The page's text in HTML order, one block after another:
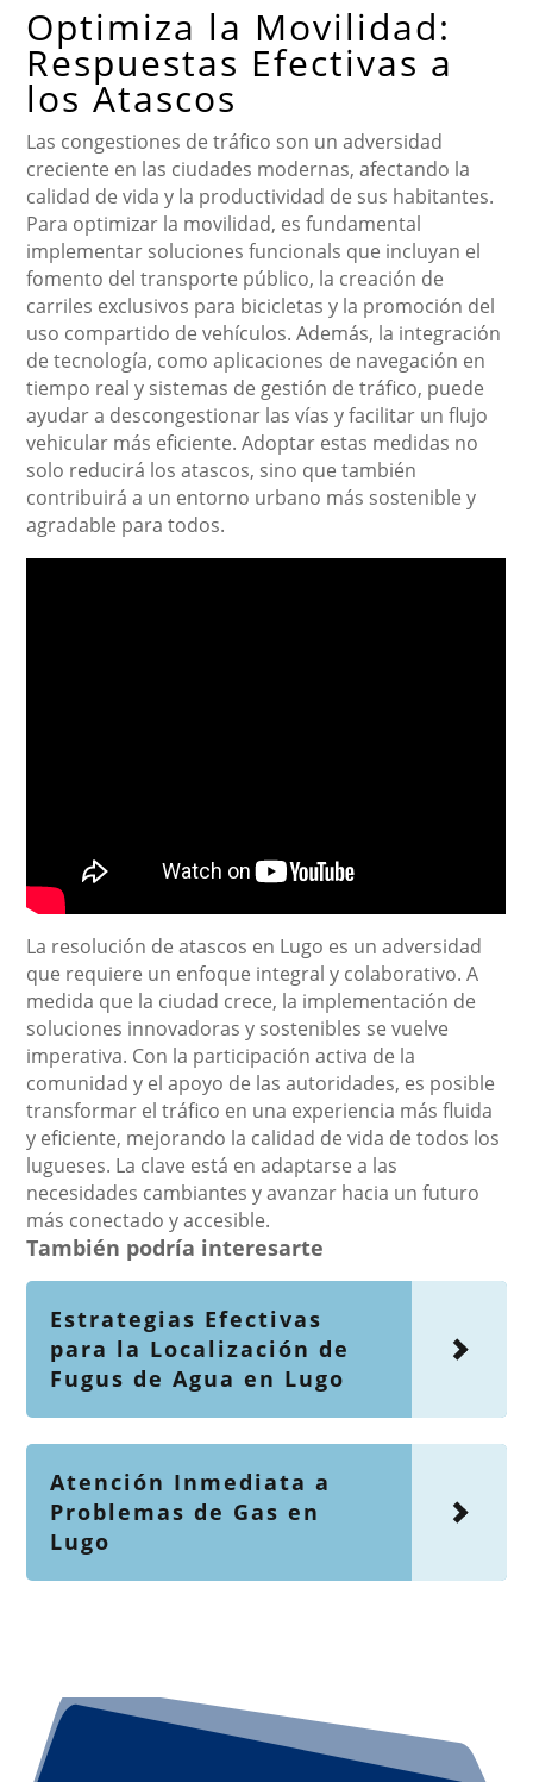
Optimiza la Movilidad:
Respuestas Efectivas a
los Atascos
Las congestiones de tráfico son un adversidad
creciente en las ciudades modernas, afectando la
calidad de vida y la productividad de sus habitantes.
Para optimizar la movilidad, es fundamental
implementar soluciones funcionals que incluyan el
fomento del transporte público, la creación de
carriles exclusivos para bicicletas y la promoción del
uso compartido de vehículos. Además, la integración
de tecnología, como aplicaciones de navegación en
tiempo real y sistemas de gestión de tráfico, puede
ayudar a descongestionar las vías y facilitar un flujo
vehicular más eficiente. Adoptar estas medidas no
solo reducirá los atascos, sino que también
contribuirá a un entorno urbano más sostenible y
agradable para todos.
La resolución de atascos en Lugo es un adversidad
que requiere un enfoque integral y colaborativo. A
medida que la ciudad crece, la implementación de
soluciones innovadoras y sostenibles se vuelve
imperativa. Con la participación activa de la
comunidad y el apoyo de las autoridades, es posible
transformar el tráfico en una experiencia más fluida
y eficiente, mejorando la calidad de vida de todos los
lugueses. La clave está en adaptarse a las
necesidades cambiantes y avanzar hacia un futuro
más conectado y accesible.
También podría interesarte
Estrategias Efectivas
para la Localización de
Fugus de Agua en Lugo
Atención Inmediata a
Problemas de Gas en
Lugo